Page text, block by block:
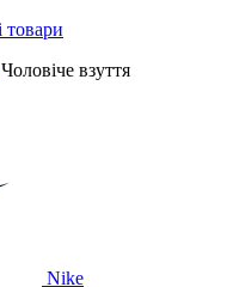
Чоловіче взуття
Nike